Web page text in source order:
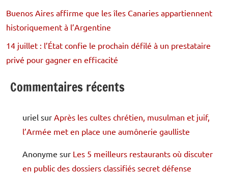
Buenos Aires affirme que les îles Canaries appartiennent
historiquement à l’Argentine
14 juillet : l’État confie le prochain défilé à un prestataire
privé pour gagner en efficacité
Commentaires récents
uriel sur Après les cultes chrétien, musulman et juif,
l’Armée met en place une aumônerie gaulliste
Anonyme sur Les 5 meilleurs restaurants où discuter
en public des dossiers classifiés secret défense